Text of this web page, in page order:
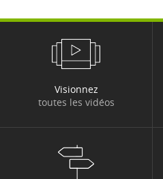
Visionnez
toutes les vidéos